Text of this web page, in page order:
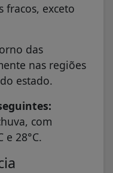
fracos, exceto
das
nas regiões
estado.
com
e 28°C.